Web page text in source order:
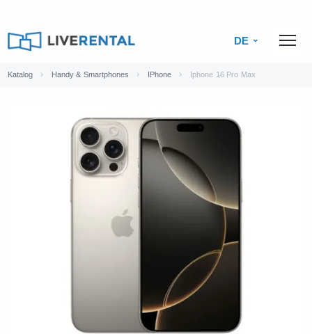
DE
Katalog Handy & Smartphones IPhone Iphone 16 Pro Max